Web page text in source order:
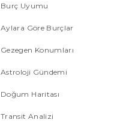
Burç Uyumu
Aylara Göre Burçlar
Gezegen Konumları
Astroloji Gündemi
Doğum Haritası
Transit Analizi